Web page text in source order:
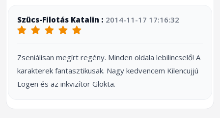
Szücs-Filotás Katalin : 2014-11-17 17:16:32
Zseniálisan megírt regény. Minden oldala lebilincselő! A
karakterek fantasztikusak. Nagy kedvencem Kilencujjú
Logen és az inkvizítor Glokta.